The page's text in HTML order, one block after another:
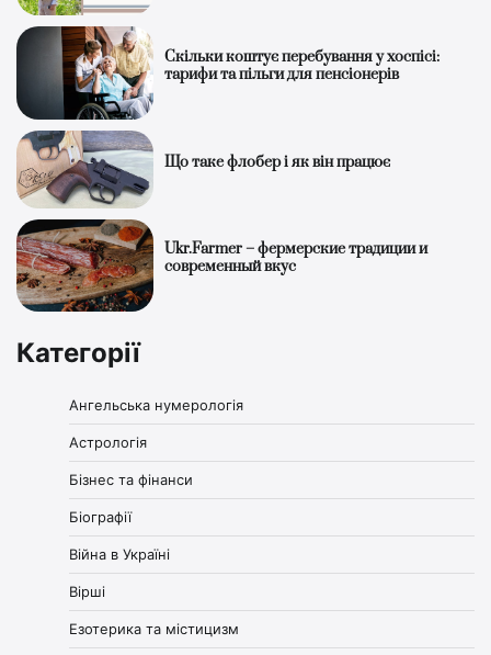
Скільки коштує перебування у хоспісі:
тарифи та пільги для пенсіонерів
Що таке флобер і як він працює
Ukr.Farmer – фермерские традиции и
современный вкус
Категорії
Ангельська нумерологія
Астрологія
Бізнес та фінанси
Біографії
Війна в Україні
Вірші
Езотерика та містицизм